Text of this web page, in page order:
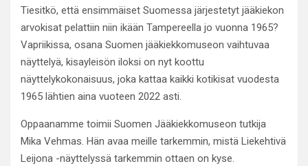
Tiesitkö, että ensimmäiset Suomessa järjestetyt jääkiekon
arvokisat pelattiin niin ikään Tampereella jo vuonna 1965?
Vapriikissa, osana Suomen jääkiekkomuseon vaihtuvaa
näyttelyä, kisayleisön iloksi on nyt koottu
näyttelykokonaisuus, joka kattaa kaikki kotikisat vuodesta
1965 lähtien aina vuoteen 2022 asti.
Oppaanamme toimii Suomen Jääkiekkomuseon tutkija
Mika Vehmas. Hän avaa meille tarkemmin, mistä Liekehtivä
Leijona -näyttelyssä tarkemmin ottaen on kyse.